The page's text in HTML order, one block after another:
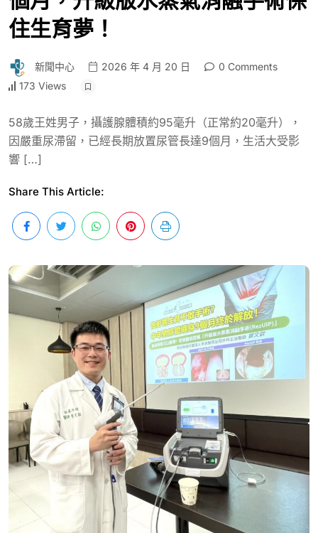
住生育夢！
新聞中心 2026 年 4 月 20 日
0 Comments
173 Views
58歲王姓男子，攝護腺體積約95毫升（正常約20毫升），
因嚴重尿滯留，已經長期放置尿管長達9個月，生活大受影
響 […]
Share This Article: